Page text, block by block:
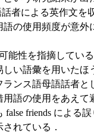
者による英作文を
の使用頻度が意
能性を指摘してい
い語彙を用いた
ンス語母語話者と
語の使用をあえ
friends による
れている．